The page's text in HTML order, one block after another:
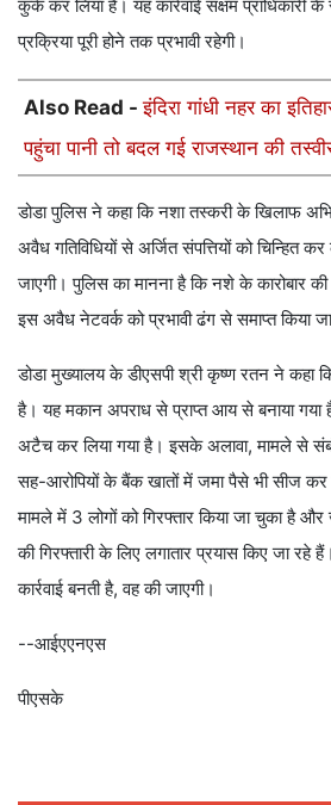
कुर्क कर लिया है। यह कार्रवाई सक्षम प्राधिकारी
प्रक्रिया पूरी होने तक प्रभावी रहेगी।
Also Read -इंदिरा गांधी नहर का
पहुंचा पानी तो बदल गई राजस्थान की
डोडा पुलिस ने कहा कि नशा तस्करी के खिलाफ
अवैध गतिविधियों से अर्जित संपत्तियों को चिन्हित
जाएगी। पुलिस का मानना है कि नशे के कारोबार
इस अवैध नेटवर्क को प्रभावी ढंग से समाप्त किया
डोडा मुख्यालय के डीएसपी श्री कृष्ण रतन ने कहा
है। यह मकान अपराध से प्राप्त आय से बनाया गया
अटैच कर लिया गया है। इसके अलावा, मामले से
सह-आरोपियों के बैंक खातों में जमा पैसे भी सीज
मामले में 3 लोगों को गिरफ्तार किया जा चुका है और
की गिरफ्तारी के लिए लगातार प्रयास किए जा
कार्रवाई बनती है, वह की जाएगी।
--आईएएनएस
पीएसके